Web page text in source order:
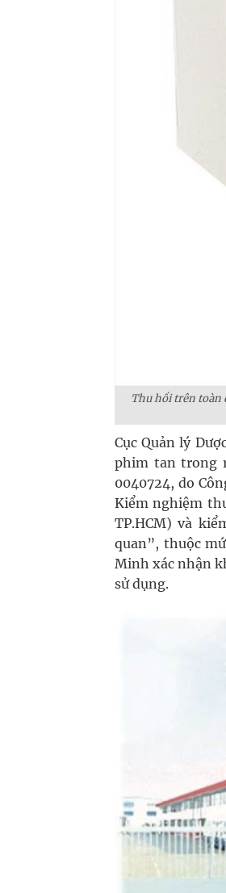
Thu hồi trên toàn
Cục Quản lý
phim tan trong
0040724, do
Kiểm nghiệm
TP.HCM) và
quan”, thuộc
Minh xác nhận
sử dụng.